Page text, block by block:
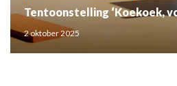
Tentoonstelling ‘Koekoek,
2 oktober 2025